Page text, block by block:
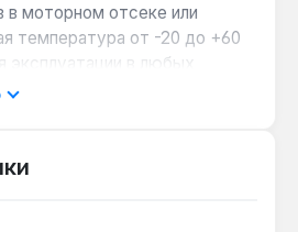
в моторном отсеке или
температура от -20 до +60
эксплуатации в любых
Украины.
прочность на разрыв 8